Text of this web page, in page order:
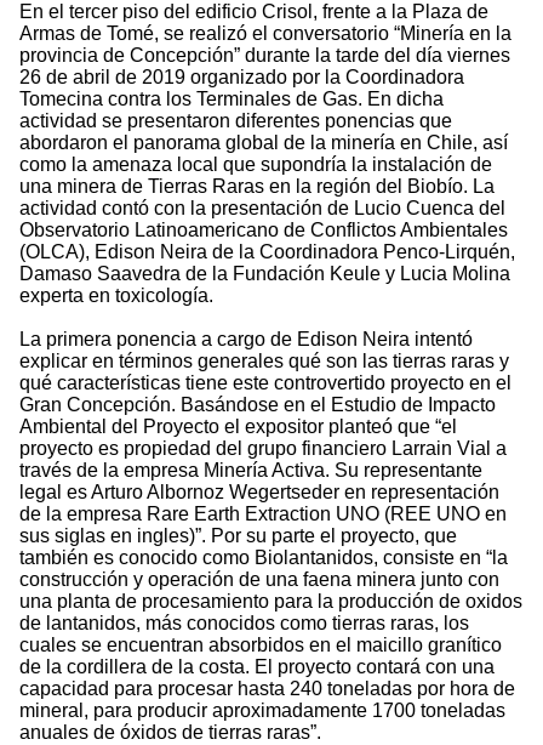
En el tercer piso del edificio Crisol, frente a la Plaza de
Armas de Tomé, se realizó el conversatorio “Minería en la
provincia de Concepción” durante la tarde del día viernes
26 de abril de 2019 organizado por la Coordinadora
Tomecina contra los Terminales de Gas. En dicha
actividad se presentaron diferentes ponencias que
abordaron el panorama global de la minería en Chile, así
como la amenaza local que supondría la instalación de
una minera de Tierras Raras en la región del Biobío. La
actividad contó con la presentación de Lucio Cuenca del
Observatorio Latinoamericano de Conflictos Ambientales
(OLCA), Edison Neira de la Coordinadora Penco-Lirquén,
Damaso Saavedra de la Fundación Keule y Lucia Molina
experta en toxicología.
La primera ponencia a cargo de Edison Neira intentó
explicar en términos generales qué son las tierras raras y
qué características tiene este controvertido proyecto en el
Gran Concepción. Basándose en el Estudio de Impacto
Ambiental del Proyecto el expositor planteó que “el
proyecto es propiedad del grupo financiero Larrain Vial a
través de la empresa Minería Activa. Su representante
legal es Arturo Albornoz Wegertseder en representación
de la empresa Rare Earth Extraction UNO (REE UNO en
sus siglas en ingles)”. Por su parte el proyecto, que
también es conocido como Biolantanidos, consiste en “la
construcción y operación de una faena minera junto con
una planta de procesamiento para la producción de oxidos
de lantanidos, más conocidos como tierras raras, los
cuales se encuentran absorbidos en el maicillo granítico
de la cordillera de la costa. El proyecto contará con una
capacidad para procesar hasta 240 toneladas por hora de
mineral, para producir aproximadamente 1700 toneladas
anuales de óxidos de tierras raras”.